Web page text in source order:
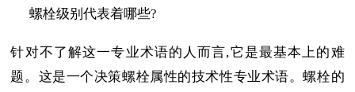
螺栓级别代表着哪些?
针对不了解这一专业术语的人而言,它是最基本上的难
题。这是一个决策螺栓属性的技术性专业术语。螺栓的